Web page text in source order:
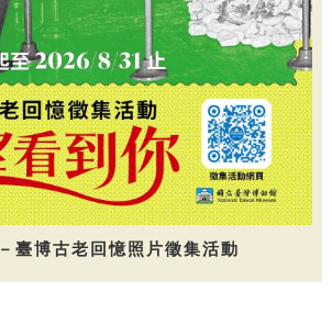
臺博古老回憶照片徵集活動